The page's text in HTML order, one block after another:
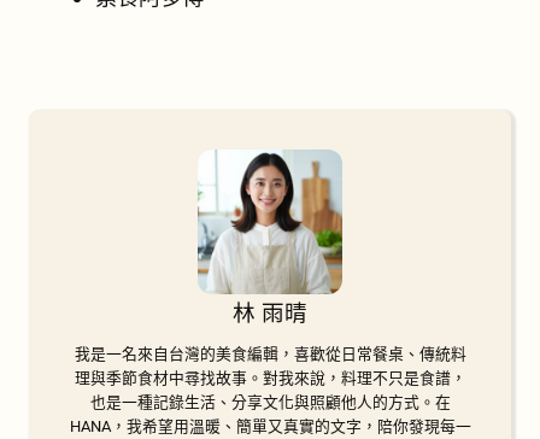
林 雨晴
我是一名來自台灣的美食編輯，喜歡從日常餐桌、傳統料
理與季節食材中尋找故事。對我來說，料理不只是食譜，
也是一種記錄生活、分享文化與照顧他人的方式。在
HANA，我希望用溫暖、簡單又真實的文字，陪你發現每一